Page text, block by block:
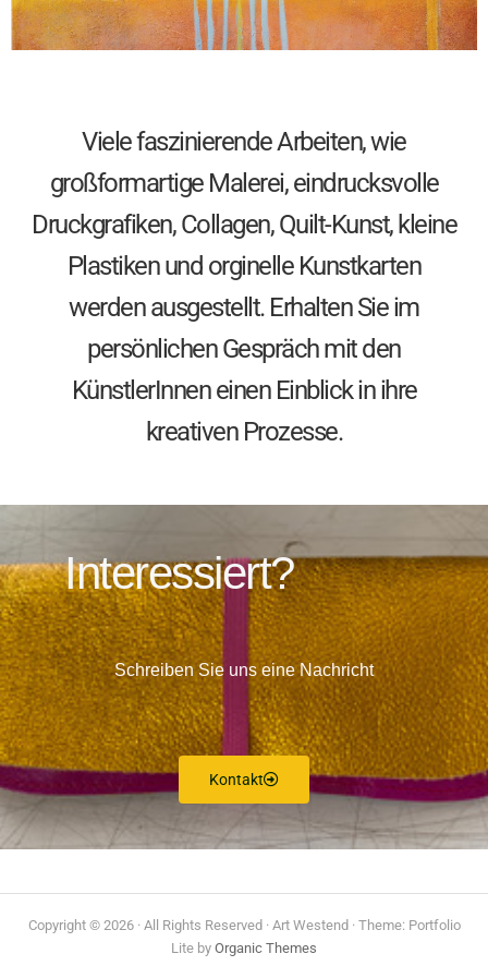
Viele faszinierende Arbeiten, wie
großformartige Malerei, eindrucksvolle
Druckgrafiken, Collagen, Quilt-Kunst, kleine
Plastiken und orginelle Kunstkarten
werden ausgestellt. Erhalten Sie im
persönlichen Gespräch mit den
KünstlerInnen einen Einblick in ihre
kreativen Prozesse.
Interessiert?
Schreiben Sie uns eine Nachricht
Kontakt
Copyright © 2026 · All Rights Reserved · Art Westend · Theme: Portfolio
Lite by Organic Themes